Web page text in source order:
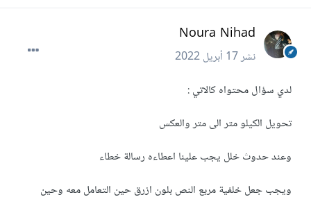
Noura Nihad
نشر17 أبريل 2022
لدي سؤال محتواه كالاتي :
تحويل الكيلو متر الى متر والعكس
وعند حدوث خلل يجب علينا اعطاءه رسالة خطاء
ويجب جعل خلفية مربع النص بلون ازرق حين التعامل معه وحين